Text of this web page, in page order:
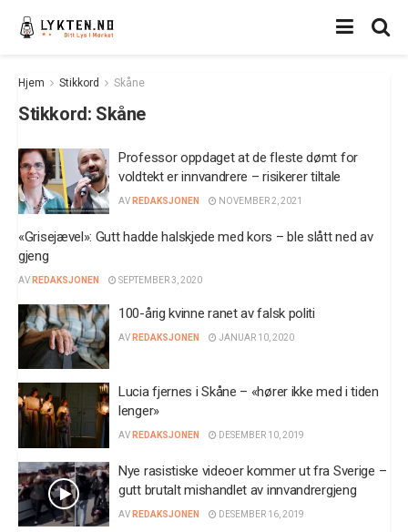
Hjem Stikkord Skåne
Stikkord: Skåne
Professor oppdaget at de fleste dømt for
voldtekt er innvandrere – risikerer tiltale
AV REDAKSJONEN NOVEMBER 2, 2021
«Grisejævel»: Gutt hadde halskjede med kors – ble slått ned av
gjeng
AV REDAKSJONEN SEPTEMBER 3, 2020
100-årig kvinne ranet av falsk politi
AV REDAKSJONEN JANUAR 10, 2020
Lucia fjernes i Skåne – «hører ikke med i tiden
lenger»
AV REDAKSJONEN DESEMBER 10, 2019
Nye rasistiske videoer kommer ut fra Sverige –
gutt brutalt mishandlet av innvandrergjeng
AV REDAKSJONEN DESEMBER 16, 2019